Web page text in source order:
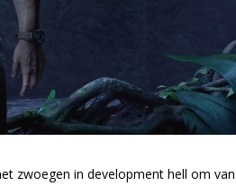
zwoegen in development hell om